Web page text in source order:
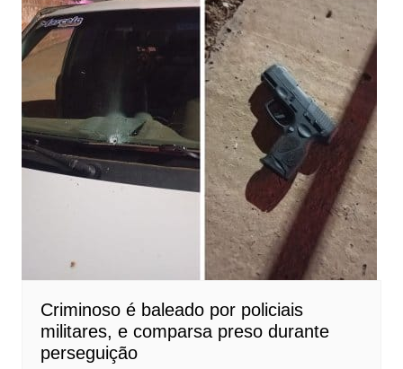
Criminoso é baleado por policiais
militares, e comparsa preso durante
perseguição